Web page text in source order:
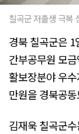
칠곡군 저출생 극복
경북 칠곡군은
간부공무원 모
활보장분야 우
만원을 경북공
김재욱 칠곡군